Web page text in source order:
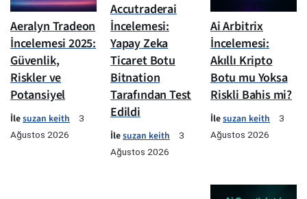
Aeralyn Tradeon
İncelemesi 2025:
Güvenlik,
Riskler ve
Potansiyel
İlesuzan keith
3
Ağustos 2026
Accutraderai
İncelemesi:
Yapay Zeka
Ticaret Botu
Bitnation
Tarafından Test
Edildi
İlesuzan keith
3
Ağustos 2026
Ai Arbitrix
İncelemesi:
Akıllı Kripto
Botu mu Yoksa
Riskli Bahis mi?
İlesuzan keith
3
Ağustos 2026